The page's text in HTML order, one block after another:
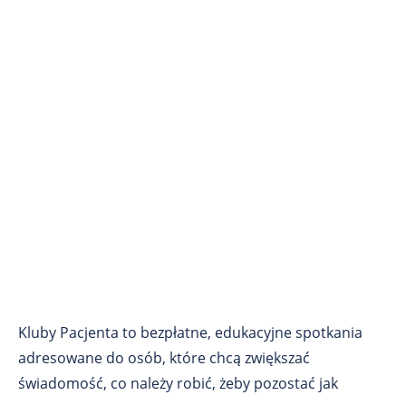
Kluby Pacjenta to bezpłatne, edukacyjne spotkania
adresowane do osób, które chcą zwiększać
świadomość, co należy robić, żeby pozostać jak